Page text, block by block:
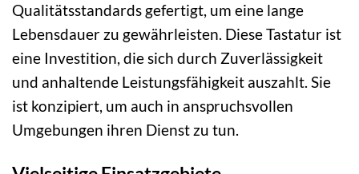
Qualitätsstandards gefertigt, um eine lange
Lebensdauer zu gewährleisten. Diese Tastatur ist
eine Investition, die sich durch Zuverlässigkeit
und anhaltende Leistungsfähigkeit auszahlt. Sie
ist konzipiert, um auch in anspruchsvollen
Umgebungen ihren Dienst zu tun.